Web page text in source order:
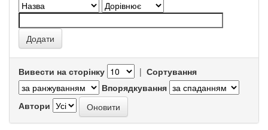
Вивести на сторінку | Сортування
Впорядкування
Автори